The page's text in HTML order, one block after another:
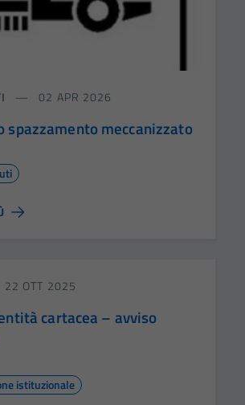
02 APR 2026
spazzamento meccanizzato
22 OTT 2025
cartacea – avviso
istituzionale